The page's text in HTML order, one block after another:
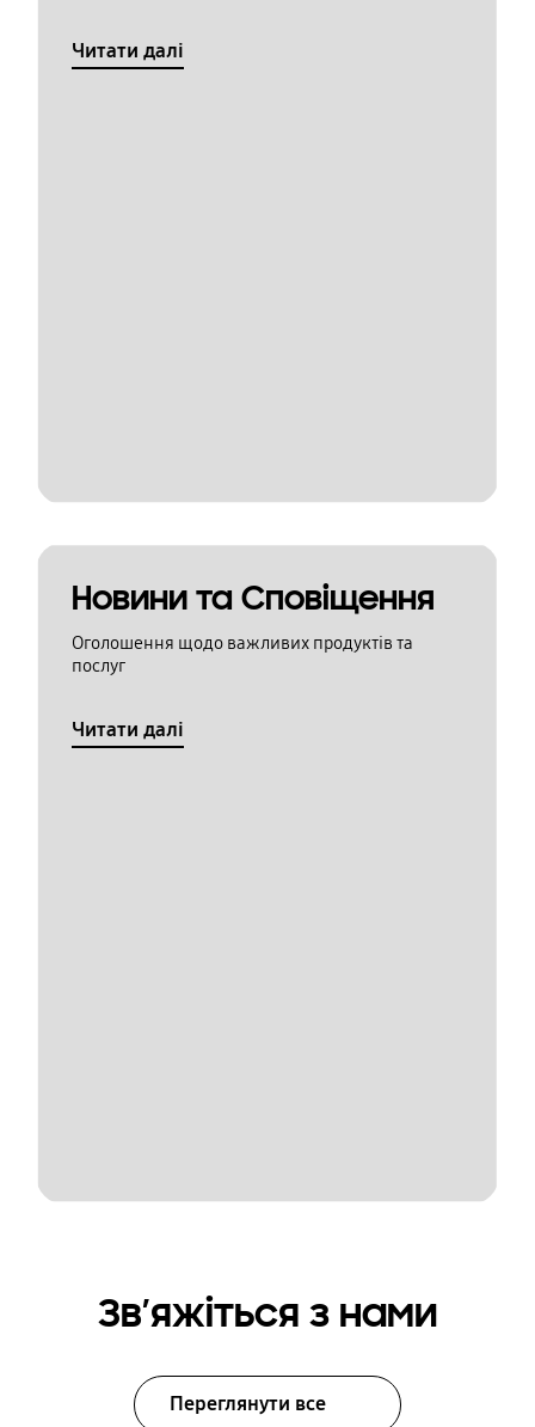
Читати далі
Новини та Сповіщення
Оголошення щодо важливих продуктів та
послуг
Читати далі
Зв’яжіться з нами
Переглянути все